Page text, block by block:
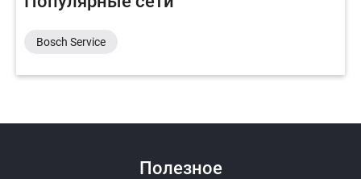
Bosch Service
Полезное